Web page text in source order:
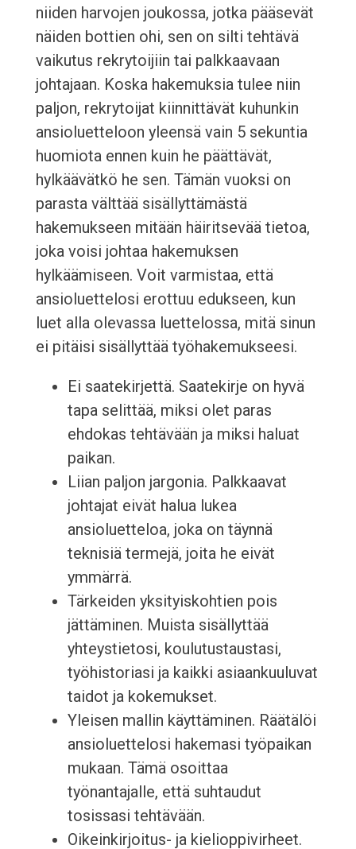
niiden harvojen joukossa, jotka pääsevät
näiden bottien ohi, sen on silti tehtävä
vaikutus rekrytoijiin tai palkkaavaan
johtajaan. Koska hakemuksia tulee niin
paljon, rekrytoijat kiinnittävät kuhunkin
ansioluetteloon yleensä vain 5 sekuntia
huomiota ennen kuin he päättävät,
hylkäävätkö he sen. Tämän vuoksi on
parasta välttää sisällyttämästä
hakemukseen mitään häiritsevää tietoa,
joka voisi johtaa hakemuksen
hylkäämiseen. Voit varmistaa, että
ansioluettelosi erottuu edukseen, kun
luet alla olevassa luettelossa, mitä sinun
ei pitäisi sisällyttää työhakemukseesi.
Ei saatekirjettä. Saatekirje on hyvä
tapa selittää, miksi olet paras
ehdokas tehtävään ja miksi haluat
paikan.
Liian paljon jargonia. Palkkaavat
johtajat eivät halua lukea
ansioluetteloa, joka on täynnä
teknisiä termejä, joita he eivät
ymmärrä.
Tärkeiden yksityiskohtien pois
jättäminen. Muista sisällyttää
yhteystietosi, koulutustaustasi,
työhistoriasi ja kaikki asiaankuuluvat
taidot ja kokemukset.
Yleisen mallin käyttäminen. Räätälöi
ansioluettelosi hakemasi työpaikan
mukaan. Tämä osoittaa
työnantajalle, että suhtaudut
tosissasi tehtävään.
Oikeinkirjoitus- ja kielioppivirheet.